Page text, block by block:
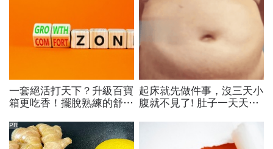
一套絕活打天下？升級百寶
箱更吃香！擺脫熟練的舒適
阱
起床就先做件事，沒三天小
腹就不見了! 肚子一天天變
PR